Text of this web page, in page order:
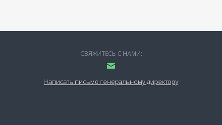
СВЯЖИТЕСЬ С НАМИ:
Написать письмо генеральному директору